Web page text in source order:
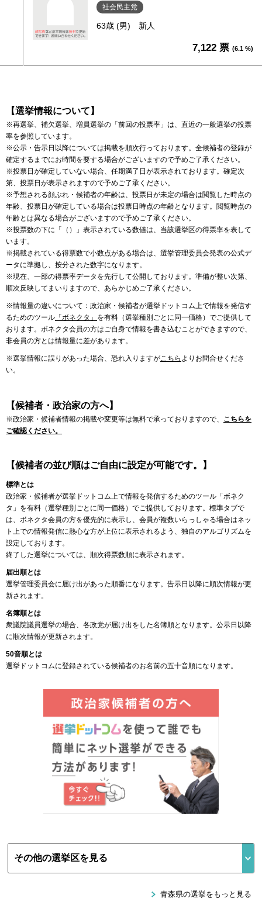
社会民主党
63歳 (男) 新人
7,122 票 (6.1 %)
【選挙情報について】
※再選挙、補欠選挙、増員選挙の「前回の投票率」は、直近の一般選挙の投票
率を参照しています。
※公示・告示日以降については掲載を順次行っております。全候補者の登録が
確定するまでにお時間を要する場合がございますので予めご了承ください。
※投票日が確定していない場合、任期満了日が表示されております。確定次
第、投票日が表示されますので予めご了承ください。
※予想される顔ぶれ・候補者の年齢は、投票日が未定の場合は閲覧した時点の
年齢、投票日が確定している場合は投票日時点の年齢となります。閲覧時点の
年齢とは異なる場合がございますので予めご了承ください。
※投票数の下に「（）」表示されている数値は、当該選挙区の得票率を表して
います。
※掲載されている得票数で小数点がある場合は、選挙管理委員会発表の公式デ
ータに準拠し、按分された数字になります。
※現在、一部の得票率データを先行して公開しております。準備が整い次第、
順次反映してまいりますので、あらかじめご了承ください。
※情報量の違いについて：政治家・候補者が選挙ドットコム上で情報を発信す
るためのツール 「ボネクタ」 を有料（選挙種別ごとに同一価格）でご提供して
おります。ボネクタ会員の方はご自身で情報を書き込むことができますので、
非会員の方とは情報量に差があります。
※選挙情報に誤りがあった場合、恐れ入りますがこちら よりお問合せくださ
い。
【候補者・政治家の方へ】
※政治家・候補者情報の掲載や変更等は無料で承っておりますので、 こちらを
ご確認ください。
【候補者の並び順はご自由に設定が可能です。】
標準とは
政治家・候補者が選挙ドットコム上で情報を発信するためのツール「ボネク
タ」を有料（選挙種別ごとに同一価格）でご提供しております。標準タブで
は、ボネクタ会員の方を優先的に表示し、会員が複数いらっしゃる場合はネッ
ト上での情報発信に熱心な方が上位に表示されるよう、独自のアルゴリズムを
設定しております。
終了した選挙については、順次得票数順に表示されます。
届出順とは
選挙管理委員会に届け出があった順番になります。告示日以降に順次情報が更
新されます。
名簿順とは
衆議院議員選挙の場合、各政党が届け出をした名簿順となります。公示日以降
に順次情報が更新されます。
50音順とは
選挙ドットコムに登録されている候補者のお名前の五十音順になります。
青森県の選挙をもっと見る